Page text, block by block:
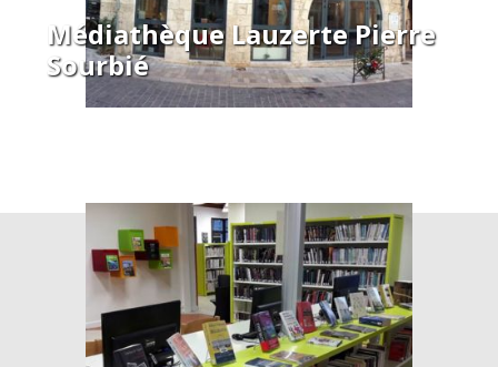
Médiathèque Lauzerte Pierre
Sourbié